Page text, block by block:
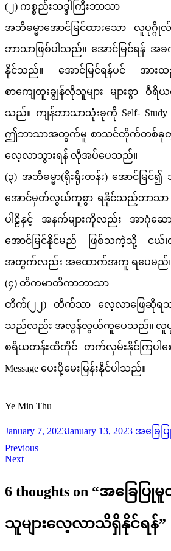
(၂) ကစ္စည်းသဒ္ဒါကြီးဘာသာ
အဘိဓမ္မာအောင်မြင်ထားသော လူပုဂ္ဂိုလ်
ဘာသာဖြစ်ပါသည်။ အောင်မြင်ရန်
နိုင်သည်။ အောင်မြင်ရန်ပင် အား
စာကျေထူးချွန်လိုသူများ များစွာ
သည်။ ကျန်ဘာသာသုံးခုကို Self-
ဤဘာသာအတွက်မူ စာသင်တိုက်တစ်ခုတွ
လေ့လာသွားရန် လိုအပ်ပေသည်။
(၃) အဘိဓမ္မာ(ရိုးရိုးတန်း) အောင်မြင်
အောင်မှတ်လွယ်ကူစွာ ရနိုင်သည့်ဘာသာ
ပါဠိနှင့် အနက်များကိုလည်း အာဂုံဆော
အောင်မြင်နိုင်မည် ဖြစ်သကဲ့သို့ ငယ်၊
အတွက်လည်း အထောက်အကူ ရပေမည်
(၄) တိကမာတိကာဘာသာ
တိက်(၂၂) တိက်သာ လေ့လာဖြေဆို
သည်လည်း အလွန်လွယ်ကူပေသည်။ လူပုဂ္ဂိုလ်
စရိယတန်းထိတိုင် တက်လှမ်းနိုင်ကြပါစေ
Message ပေးပို့မေးမြန်းနိုင်ပါသည်။
Ye Min Thu
January 7, 2023January 13, 2023 အခြေ
Previous
Next
6 thoughts on “အခြေပြု
သူများလေ့လာသိရှိနိုင်ရန်”